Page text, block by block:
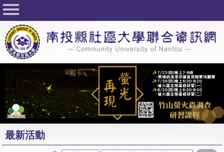
回首頁
關於社大
公佈欄
行事曆
最新活動
活動花絮
課程一覽表
最新活動